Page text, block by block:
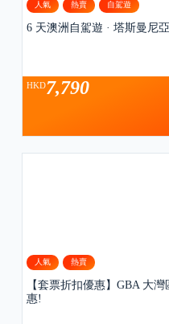
人氣 熱賣 自駕遊
6 天澳洲自駕遊 · 塔斯曼尼
HKD7,790
人氣 熱賣
【套票折扣優惠】GBA 大
惠!